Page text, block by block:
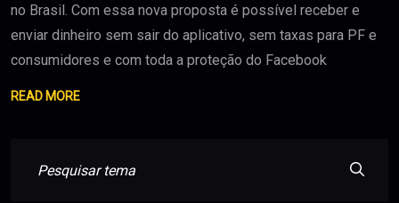
no Brasil. Com essa nova proposta é possível receber e
enviar dinheiro sem sair do aplicativo, sem taxas para PF e
consumidores e com toda a proteção do Facebook
READ MORE